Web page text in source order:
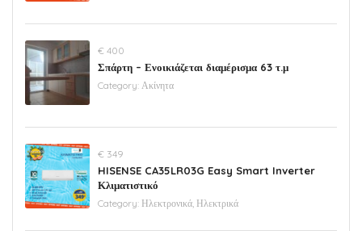
€ 400
Σπάρτη – Ενοικιάζεται διαμέρισμα 63 τ.μ
Category: Ακίνητα
€ 349
HISENSE CA35LR03G Easy Smart Inverter
Κλιματιστικό
Category: Ηλεκτρονικά, Ηλεκτρικά